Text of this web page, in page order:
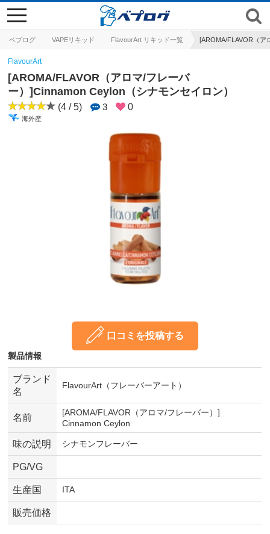
ベプログ VAPEリキッド FlavourArt リキッド一覧 [AROMA/FLAVOR（ア
toggle
navigation
FlavourArt
[AROMA/FLAVOR（アロマ/フレーバ
ー）]Cinnamon Ceylon（シナモンセイロン）
(4 / 5) 3 0
海外産
口コミを投稿する
製品情報
ブランド
名
FlavourArt（フレーバーアート）
名前
[AROMA/FLAVOR（アロマ/フレーバー）]
Cinnamon Ceylon
味の説明 シナモンフレーバー
PG/VG
生産国 ITA
販売価格